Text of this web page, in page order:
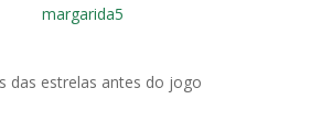
das estrelas antes do jogo